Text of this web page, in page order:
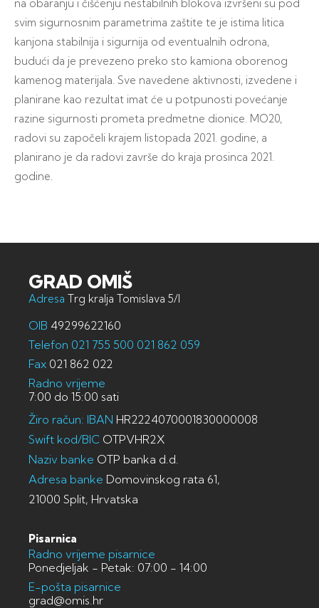
na obaranju i čišćenju nestabilnih blokova izvršeni su pod
svim sigurnosnim parametrima zaštite te je istima litica
kanjona stabilnija i sigurnija od eventualnih odrona,
budući da je prevezeno preko sto kamiona oborenog
kamenog materijala. Sve navedene aktivnosti, izvedene i
planirane kao rezultat imat će u potpunosti povećanje
razine sigurnosti prometa predmetne dionice. MO20,
radovi su započeli krajem listopada 2021. godine, a
planirano je da radovi završe do kraja prosinca 2021.
godine.
GRAD OMIŠ
Adresa Trg kralja Tomislava 5/I
OIB 49299622160
Telefon 021 755 500 021 862 059
Fax 021 862 022
Radno vrijeme
7:00 do 15:00 sati
Žiro račun: IBAN HR2224070001830000008
Swift kod/BIC OTPVHR2X
Naziv banke OTP banka d.d.
Adresa banke Domovinskog rata 61,
21000 Split, Hrvatska
Pisarnica
Radno vrijeme pisarnice
Ponedjeljak - Petak: 07:00 - 14:00
E-pošta pisarnice
grad@omis.hr